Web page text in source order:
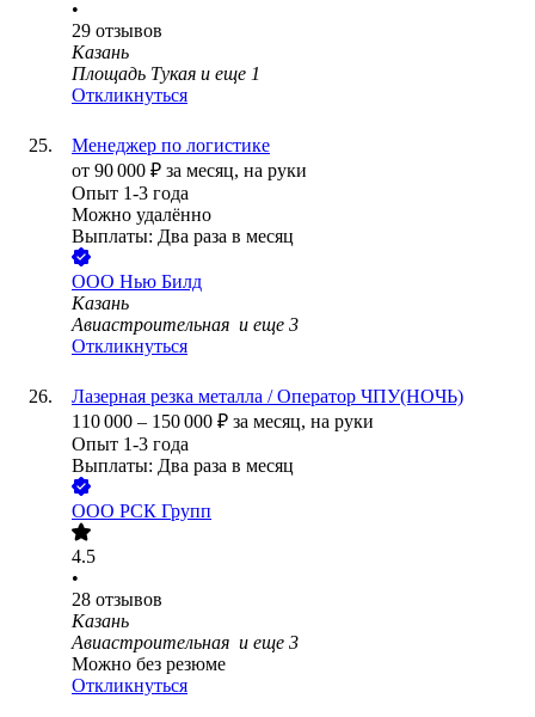
•
29 отзывов
Казань
Площадь Тукая и еще 1
Откликнуться
Менеджер по логистике
от 90 000 ₽ за месяц, на руки
Опыт 1-3 года
Можно удалённо
Выплаты: Два раза в месяц
ООО Нью Билд
Казань
Авиастроительная и еще 3
Откликнуться
Лазерная резка металла / Оператор ЧПУ(НОЧЬ)
110 000 – 150 000 ₽ за месяц, на руки
Опыт 1-3 года
Выплаты: Два раза в месяц
ООО РСК Групп
4.5
•
28 отзывов
Казань
Авиастроительная и еще 3
Можно без резюме
Откликнуться